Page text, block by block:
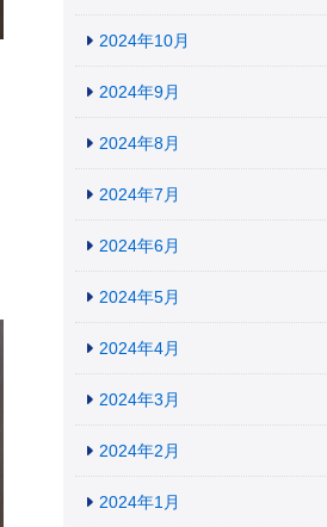
2024年10月
2024年9月
2024年8月
2024年7月
2024年6月
2024年5月
2024年4月
2024年3月
2024年2月
2024年1月